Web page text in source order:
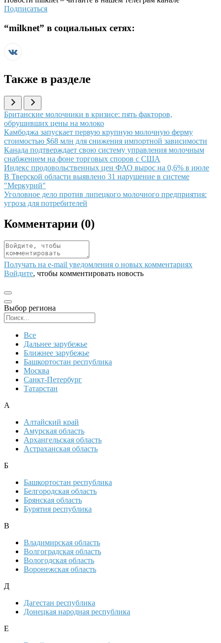
Подписаться
“milknet” в социальных сетях:
Также в разделе
Иллюстрация новости
Британские молочники в кризисе: пять факторов,
обрушивших цены на молоко
Иллюстрация новости
Камбоджа запускает первую крупную молочную ферму
стоимостью $68 млн для снижения импортной зависимости
Иллюстрация новости
Канада подтверждает свою систему управления молочным
снабжением на фоне торговых споров с США
Иллюстрация новости
Индекс продовольственных цен ФАО вырос на 0,6% в июле
Иллюстрация новости
В Тверской области выявлено 31 нарушение в системе
"Меркурий"
Иллюстрация новости
Уголовное дело против липецкого молочного предприятия:
угроза для потребителей
Комментарии (0)
Получать на e‑mail уведомления о новых комментариях
Войдите, чтобы комментировать новость
Выбор региона
Все
Дальнее зарубежье
Ближнее зарубежье
Башкортостан республика
Москва
Санкт-Петербург
Татарстан
А
Алтайский край
Амурская область
Архангельская область
Астраханская область
Б
Башкортостан республика
Белгородская область
Брянская область
Бурятия республика
В
Владимирская область
Волгоградская область
Вологодская область
Воронежская область
Д
Дагестан республика
Донецкая народная республика
Е